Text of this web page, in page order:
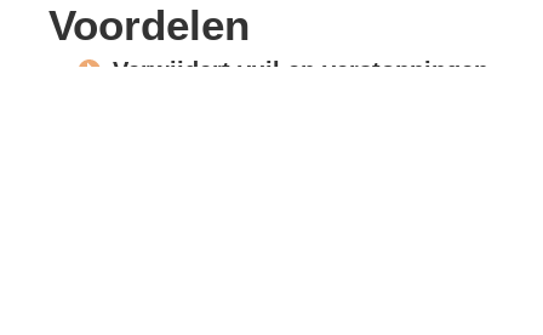
Voordelen
Verwijdert vuil en verstoppingen